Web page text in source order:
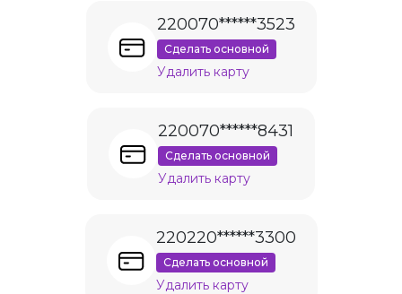
220070******3523
Сделать основной
Удалить карту
220070******8431
Сделать основной
Удалить карту
220220******3300
Сделать основной
Удалить карту